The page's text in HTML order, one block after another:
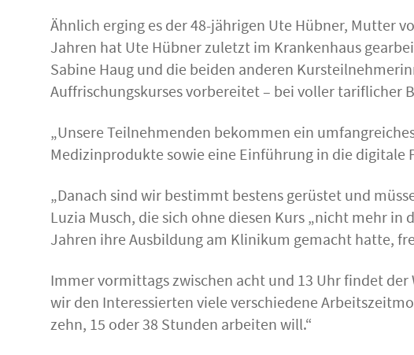
Ähnlich erging es der 48-jährigen Ute Hübner, Mutter
Jahren hat Ute Hübner zuletzt im Krankenhaus
Sabine Haug und die beiden anderen
Auffrischungskurses vorbereitet – bei voller tariflicher
„Unsere Teilnehmenden bekommen ein
Medizinprodukte sowie eine Einführung in die
„Danach sind wir bestimmt bestens gerüstet und
Luzia Musch, die sich ohne diesen Kurs „nicht mehr
Jahren ihre Ausbildung am Klinikum gemacht hatte,
Immer vormittags zwischen acht und 13 Uhr findet
wir den Interessierten viele verschiedene
zehn, 15 oder 38 Stunden arbeiten will.“